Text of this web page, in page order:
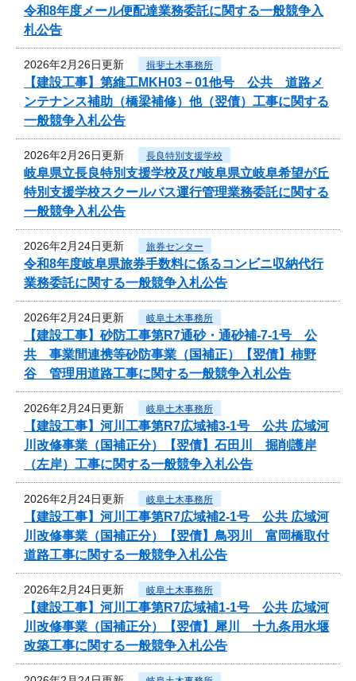
令和8年度メール便配達業務委託に関する一般競争入
札公告
2026年2月26日更新 揖斐土木事務所
【建設工事】第維工MKH03－01他号 公共 道路メ
ンテナンス補助（橋梁補修）他（翌債）工事に関する
一般競争入札公告
2026年2月26日更新 長良特別支援学校
岐阜県立長良特別支援学校及び岐阜県立岐阜希望が丘
特別支援学校スクールバス運行管理業務委託に関する
一般競争入札公告
2026年2月24日更新 旅券センター
令和8年度岐阜県旅券手数料に係るコンビニ収納代行
業務委託に関する一般競争入札公告
2026年2月24日更新 岐阜土木事務所
【建設工事】砂防工事第R7通砂・通砂補-7-1号 公
共 事業間連携等砂防事業（国補正）【翌債】柿野
谷 管理用道路工事に関する一般競争入札公告
2026年2月24日更新 岐阜土木事務所
【建設工事】河川工事第R7広域補3-1号 公共 広域河
川改修事業（国補正分）【翌債】石田川 掘削護岸
（左岸）工事に関する一般競争入札公告
2026年2月24日更新 岐阜土木事務所
【建設工事】河川工事第R7広域補2-1号 公共 広域河
川改修事業（国補正分）【翌債】鳥羽川 富岡橋取付
道路工事に関する一般競争入札公告
2026年2月24日更新 岐阜土木事務所
【建設工事】河川工事第R7広域補1-1号 公共 広域河
川改修事業（国補正分）【翌債】犀川 十九条用水堰
改築工事に関する一般競争入札公告